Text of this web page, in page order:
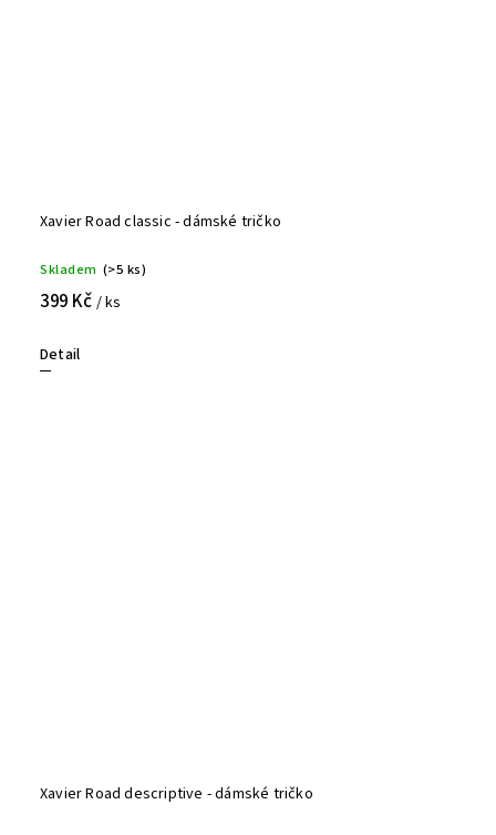
Xavier Road classic - dámské tričko
Skladem (>5 ks)
399 Kč / ks
Detail
Xavier Road descriptive - dámské tričko